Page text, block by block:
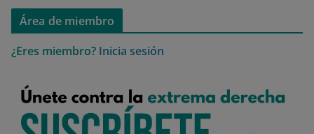
Área de miembro
¿Eres miembro? Inicia sesión